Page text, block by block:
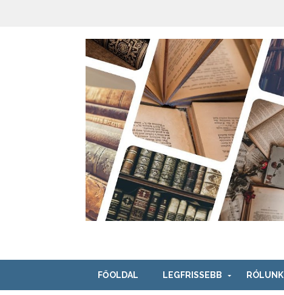
FŐOLDAL LEGFRISSEBB RÓLUNK